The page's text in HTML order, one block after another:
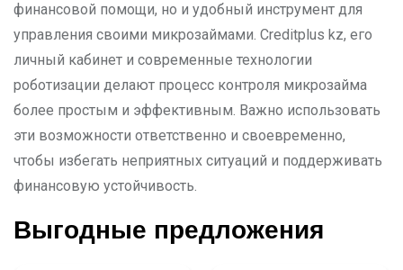
финансовой помощи, но и удобный инструмент для
управления своими микрозаймами. Creditplus kz, его
личный кабинет и современные технологии
роботизации делают процесс контроля микрозайма
более простым и эффективным. Важно использовать
эти возможности ответственно и своевременно,
чтобы избегать неприятных ситуаций и поддерживать
финансовую устойчивость.
Выгодные предложения